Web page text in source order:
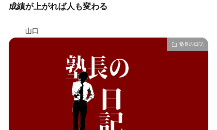
成績が上がれば人も変わる
山口
塾長の日記